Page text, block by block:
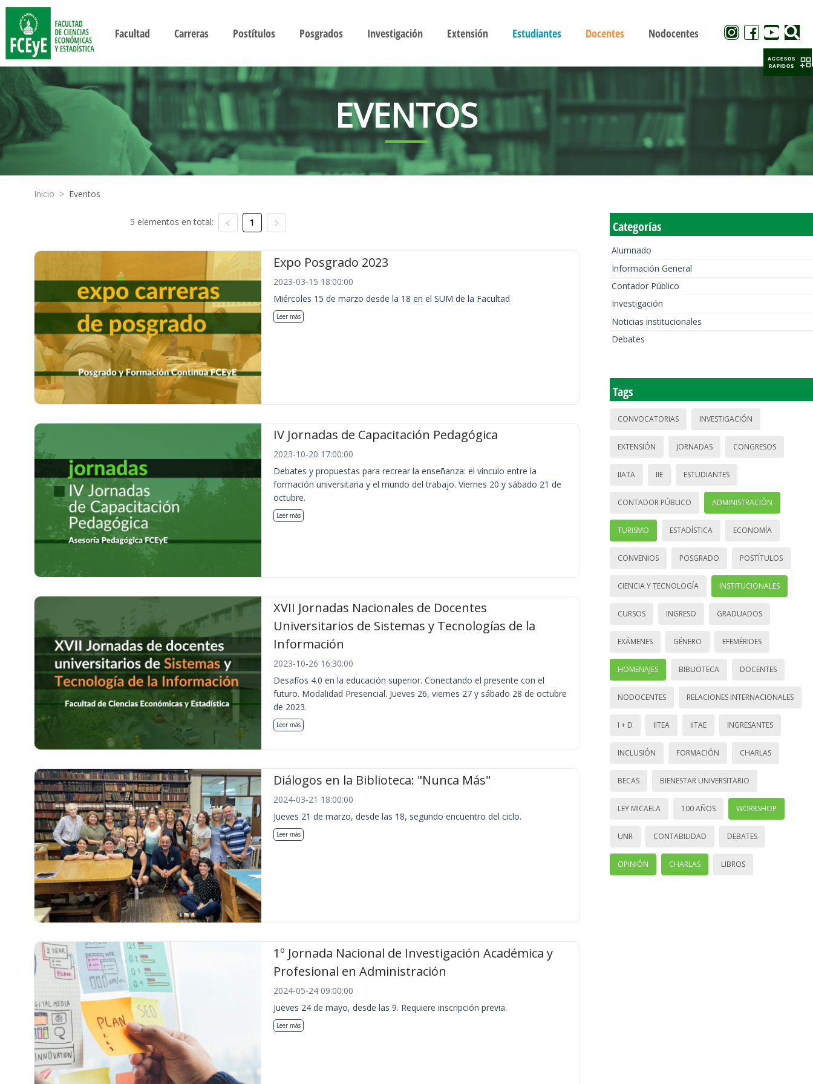
Facultad Carreras Postítulos Posgrados Investigación Extensión Estudiantes Docentes Nodocentes
EVENTOS
Inicio > Eventos
5 elementos en total: 1
Expo Posgrado 2023
2023-03-15 18:00:00
Miércoles 15 de marzo desde la 18 en el SUM de la Facultad
Leer más
IV Jornadas de Capacitación Pedagógica
2023-10-20 17:00:00
Debates y propuestas para recrear la enseñanza: el vínculo entre la
formación universitaria y el mundo del trabajo. Viernes 20 y sábado 21 de
octubre.
Leer más
XVII Jornadas Nacionales de Docentes
Universitarios de Sistemas y Tecnologías de la
Información
2023-10-26 16:30:00
Desafíos 4.0 en la educación superior. Conectando el presente con el
futuro. Modalidad Presencial. Jueves 26, viernes 27 y sábado 28 de octubre
de 2023.
Leer más
Diálogos en la Biblioteca: "Nunca Más"
2024-03-21 18:00:00
Jueves 21 de marzo, desde las 18, segundo encuentro del ciclo.
Leer más
1º Jornada Nacional de Investigación Académica y
Profesional en Administración
2024-05-24 09:00:00
Jueves 24 de mayo, desde las 9. Requiere inscripción previa.
Leer más
Categorías
Alumnado
Información General
Contador Público
Investigación
Noticias institucionales
Debates
Tags
CONVOCATORIAS INVESTIGACIÓN
EXTENSIÓN JORNADAS CONGRESOS
IIATA IIE ESTUDIANTES
CONTADOR PÚBLICO ADMINISTRACIÓN
TURISMO ESTADÍSTICA ECONOMÍA
CONVENIOS POSGRADO POSTÍTULOS
CIENCIA Y TECNOLOGÍA INSTITUCIONALES
CURSOS INGRESO GRADUADOS
EXÁMENES GÉNERO EFEMÉRIDES
HOMENAJES BIBLIOTECA DOCENTES
NODOCENTES RELACIONES INTERNACIONALES
I + D IITEA IITAE INGRESANTES
INCLUSIÓN FORMACIÓN CHARLAS
BECAS BIENESTAR UNIVERSITARIO
LEY MICAELA 100 AÑOS WORKSHOP
UNR CONTABILIDAD DEBATES
OPINIÓN CHARLAS LIBROS
ACCESOS
RAPIDOS